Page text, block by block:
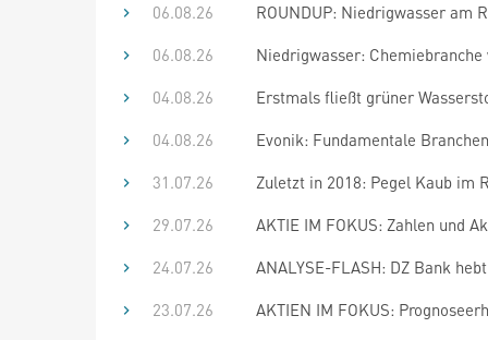
06.08.26
ROUNDUP: Niedrigwasser am
06.08.26
Niedrigwasser:
04.08.26
Erstmals fließt grüner
04.08.26
Evonik: Fundamentale
31.07.26
Zuletzt in 2018: Pegel Kaub im
29.07.26
AKTIE IM FOKUS: Zahlen und
24.07.26
ANALYSE-FLASH: DZ Bank
23.07.26
AKTIEN IM FOKUS: